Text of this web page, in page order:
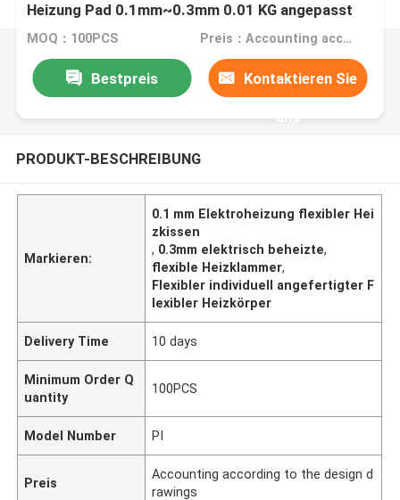
Heizung Pad 0.1mm~0.3mm 0.01 KG angepasst
MOQ：100PCS Preis：Accounting according to the design drawings
Bestpreis Kontaktieren Sie
uns
PRODUKT-BESCHREIBUNG
Markieren:
0.1 mm Elektroheizung flexibler Hei
zkissen
, 0.3mm elektrisch beheizte,
flexible Heizklammer,
Flexibler individuell angefertigter F
lexibler Heizkörper
Delivery Time 10 days
Minimum Order Q
uantity
100PCS
Model Number PI
Preis
Accounting according to the design d
rawings